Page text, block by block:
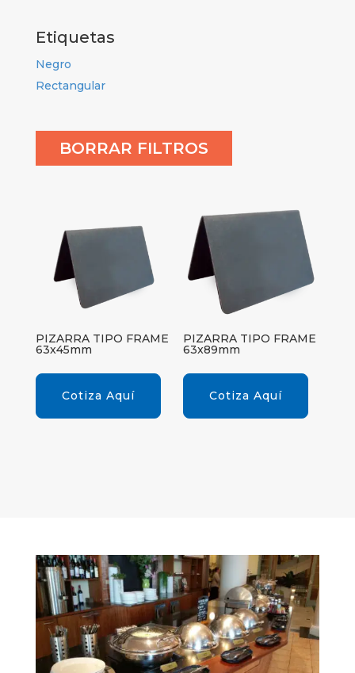
Etiquetas
Negro
Rectangular
BORRAR FILTROS
PIZARRA TIPO FRAME
63x45mm
Cotiza Aquí
PIZARRA TIPO FRAME
63x89mm
Cotiza Aquí